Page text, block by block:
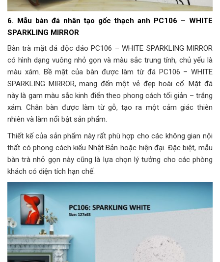
6. Mẫu bàn đá nhân tạo gốc thạch anh PC106 – WHITE
SPARKLING MIRROR
Bàn trà mặt đá độc đáo PC106 – WHITE SPARKLING MIRROR
có hình dạng vuông nhỏ gọn và màu sắc trung tính, chủ yếu là
màu xám. Bề mặt của bàn được làm từ đá PC106 – WHITE
SPARKLING MIRROR, mang đến một vẻ đẹp hoài cổ. Mặt đá
này là gam màu sắc kinh điển theo phong cách tối giản – trắng
xám. Chân bàn được làm từ gỗ, tạo ra một cảm giác thiên
nhiên và làm nổi bật sản phẩm.
Thiết kế của sản phẩm này rất phù hợp cho các không gian nội
thất có phong cách kiểu Nhật Bản hoặc hiện đại. Đặc biệt, mẫu
bàn trà nhỏ gọn này cũng là lựa chọn lý tưởng cho các phòng
khách có diện tích hạn chế.